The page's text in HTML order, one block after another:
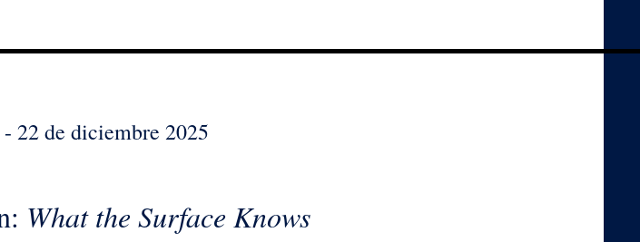
22 de diciembre 2025
What the Surface Knows